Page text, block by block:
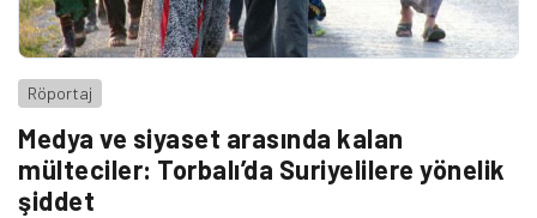
Röportaj
Medya ve siyaset arasında kalan
mülteciler: Torbalı’da Suriyelilere yönelik
şiddet